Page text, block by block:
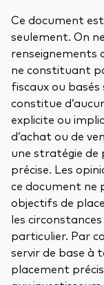
Ce document
seulement. On
renseignements
ne constituant
fiscaux ou
constitue
explicite ou
d’achat ou de
une stratégie
précise. Les
ce document ne
objectifs de
les
particulier. Par
servir de base à
placement